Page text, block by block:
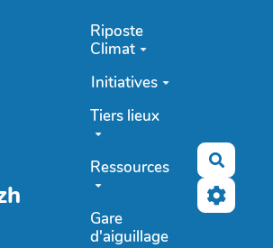
Riposte
Climat
Initiatives
Tiers lieux
Ressources
Gare
d'aiguillage